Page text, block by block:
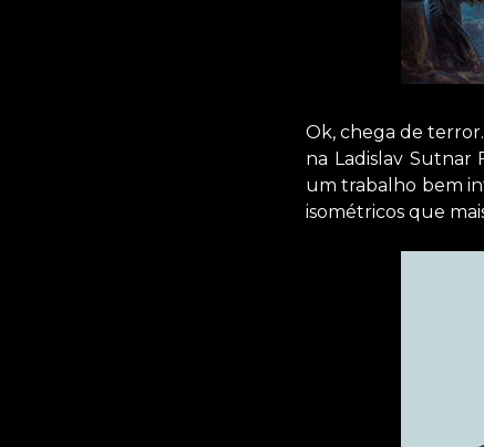
Ok, chega de
na Ladislav Sutnar
um trabalho bem
isométricos que